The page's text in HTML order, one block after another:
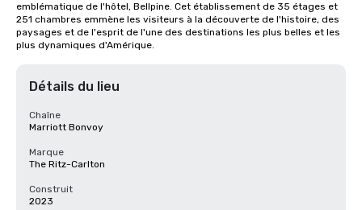
emblématique de l'hôtel, Bellpine. Cet établissement de 35 étages et
251 chambres emmène les visiteurs à la découverte de l'histoire, des
paysages et de l'esprit de l'une des destinations les plus belles et les
plus dynamiques d'Amérique.
Détails du lieu
Chaîne
Marriott Bonvoy
Marque
The Ritz-Carlton
Construit
2023